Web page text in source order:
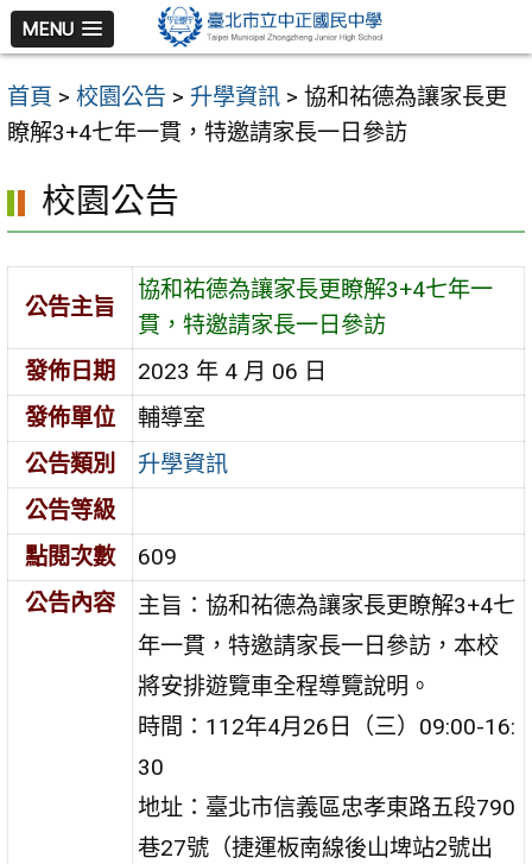
跳
至
主
要
容
區
MENU
首頁 > 校園公告 > 升學資訊 > 協和祐德為讓家長更
瞭解3+4七年一貫，特邀請家長一日參訪
校園公告
公告主旨
協和祐德為讓家長更瞭解3+4七年一
貫，特邀請家長一日參訪
發佈日期
2023 年 4 月 06 日
發佈單位
輔導室
公告類別
升學資訊
公告等級
點閱次數
609
公告內容
主旨：協和祐德為讓家長更瞭解3+4七
年一貫，特邀請家長一日參訪，本校
將安排遊覽車全程導覽說明。
時間：112年4月26日（三）09:00-16:
30
地址：臺北市信義區忠孝東路五段790
巷27號（捷運板南線後山埤站2號出